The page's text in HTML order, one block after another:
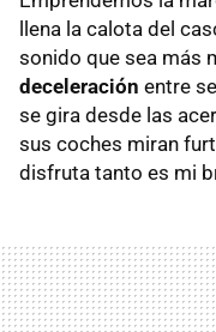
llena la calota del
sonido que sea más
deceleración entre
se gira desde las
sus coches miran
disfruta tanto es mi